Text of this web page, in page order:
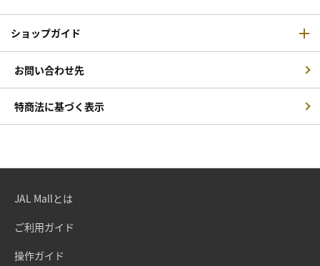
ショップガイド
お問い合わせ先
特商法に基づく表示
JAL Mallとは
ご利用ガイド
操作ガイド